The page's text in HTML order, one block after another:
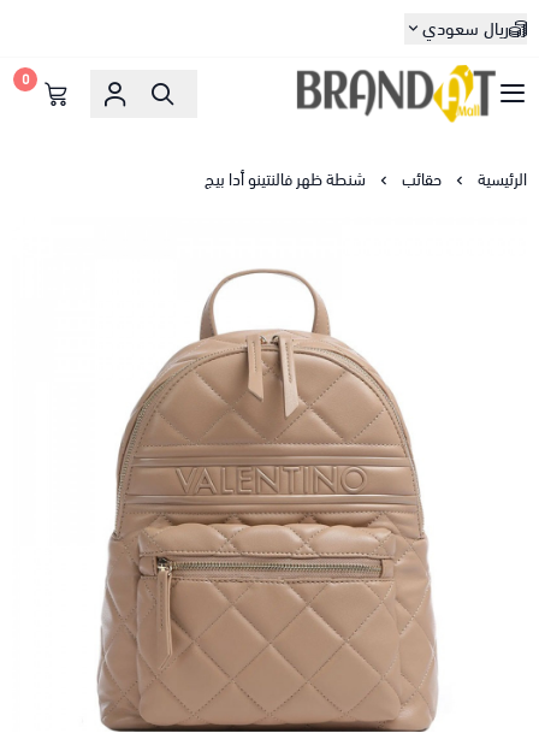
ريال سعودي
براندات مول
0
الرئيسية حقائب شنطة ظهر فالنتينو أدا بيج